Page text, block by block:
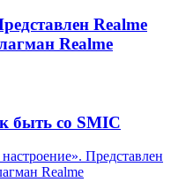
Realme
Realme
быть со SMIC
Представлен
Realme